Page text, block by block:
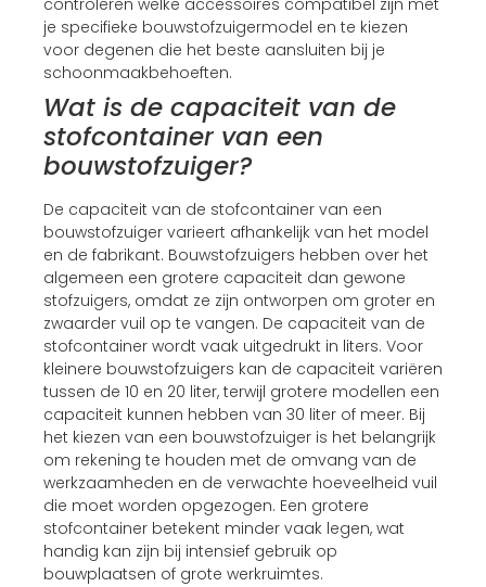
controleren welke accessoires compatibel zijn met
je specifieke bouwstofzuigermodel en te kiezen
voor degenen die het beste aansluiten bij je
schoonmaakbehoeften.
Wat is de capaciteit van de
stofcontainer van een
bouwstofzuiger?
De capaciteit van de stofcontainer van een
bouwstofzuiger varieert afhankelijk van het model
en de fabrikant. Bouwstofzuigers hebben over het
algemeen een grotere capaciteit dan gewone
stofzuigers, omdat ze zijn ontworpen om groter en
zwaarder vuil op te vangen. De capaciteit van de
stofcontainer wordt vaak uitgedrukt in liters. Voor
kleinere bouwstofzuigers kan de capaciteit variëren
tussen de 10 en 20 liter, terwijl grotere modellen een
capaciteit kunnen hebben van 30 liter of meer. Bij
het kiezen van een bouwstofzuiger is het belangrijk
om rekening te houden met de omvang van de
werkzaamheden en de verwachte hoeveelheid vuil
die moet worden opgezogen. Een grotere
stofcontainer betekent minder vaak legen, wat
handig kan zijn bij intensief gebruik op
bouwplaatsen of grote werkruimtes.